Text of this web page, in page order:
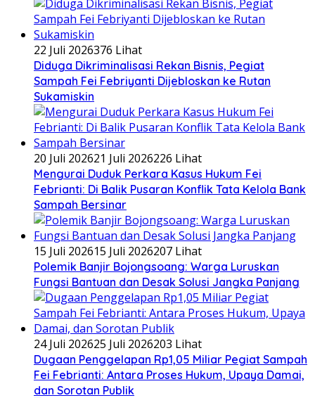
22 Juli 2026376 Lihat
Diduga Dikriminalisasi Rekan Bisnis, Pegiat
Sampah Fei Febriyanti Dijebloskan ke Rutan
Sukamiskin
20 Juli 202621 Juli 2026226 Lihat
​Mengurai Duduk Perkara Kasus Hukum Fei
Febrianti: Di Balik Pusaran Konflik Tata Kelola Bank
Sampah Bersinar
15 Juli 202615 Juli 2026207 Lihat
Polemik Banjir Bojongsoang: Warga Luruskan
Fungsi Bantuan dan Desak Solusi Jangka Panjang
24 Juli 202625 Juli 2026203 Lihat
Dugaan Penggelapan Rp1,05 Miliar Pegiat Sampah
Fei Febrianti: Antara Proses Hukum, Upaya Damai,
dan Sorotan Publik